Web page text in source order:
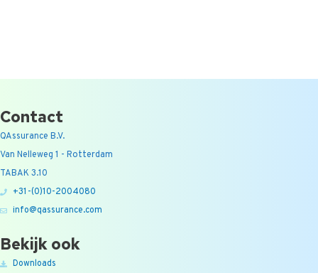
Contact
QAssurance B.V.
Van Nelleweg 1 - Rotterdam
TABAK 3.10
+31-(0)10-2004080
info@qassurance.com
Bekijk ook
Downloads